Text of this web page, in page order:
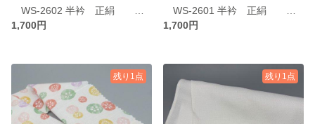
1,700円
1,700円
残り1点 残り1点